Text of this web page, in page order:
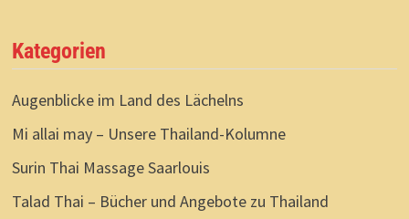
Kategorien
Augenblicke im Land des Lächelns
Mi allai may – Unsere Thailand-Kolumne
Surin Thai Massage Saarlouis
Talad Thai – Bücher und Angebote zu Thailand